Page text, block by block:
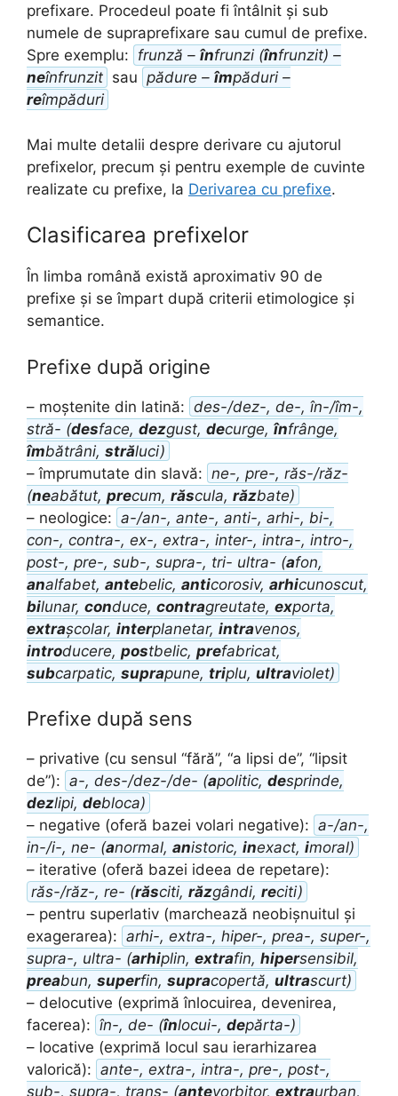
prefixare. Procedeul poate fi întâlnit și sub
numele de supraprefixare sau cumul de prefixe.
Spre exemplu: frunză – înfrunzi (înfrunzit) –
neînfrunzit sau pădure – împăduri –
reîmpăduri
Mai multe detalii despre derivare cu ajutorul
prefixelor, precum și pentru exemple de cuvinte
realizate cu prefixe, la Derivarea cu prefixe.
Clasificarea prefixelor
În limba română există aproximativ 90 de
prefixe și se împart după criterii etimologice și
semantice.
Prefixe după origine
– moștenite din latină: des-/dez-, de-, în-/îm-,
stră- (desface, dezgust, decurge, înfrânge,
îmbătrâni, străluci)
– împrumutate din slavă: ne-, pre-, răs-/răz-
(neabătut, precum, răscula, răzbate)
– neologice: a-/an-, ante-, anti-, arhi-, bi-,
con-, contra-, ex-, extra-, inter-, intra-, intro-,
post-, pre-, sub-, supra-, tri- ultra- (afon,
analfabet, antebelic, anticorosiv, arhicunoscut,
bilunar, conduce, contragreutate, exporta,
extrașcolar, interplanetar, intravenos,
introducere, postbelic, prefabricat,
subcarpatic, suprapune, triplu, ultraviolet)
Prefixe după sens
– privative (cu sensul “fără”, “a lipsi de”, “lipsit
de”): a-, des-/dez-/de- (apolitic, desprinde,
dezlipi, debloca)
– negative (oferă bazei volari negative): a-/an-,
in-/i-, ne- (anormal, anistoric, inexact, imoral)
– iterative (oferă bazei ideea de repetare):
răs-/răz-, re- (răsciti, răzgândi, reciti)
– pentru superlativ (marchează neobișnuitul și
exagerarea): arhi-, extra-, hiper-, prea-, super-,
supra-, ultra- (arhiplin, extrafin, hipersensibil,
preabun, superfin, supracopertă, ultrascurt)
– delocutive (exprimă înlocuirea, devenirea,
facerea): în-, de- (înlocui-, depărta-)
– locative (exprimă locul sau ierarhizarea
valorică): ante-, extra-, intra-, pre-, post-,
sub-, supra-, trans- (antevorbitor, extraurban,